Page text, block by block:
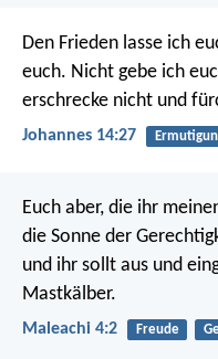
Den Frieden lasse ich
euch. Nicht gebe ich
erschrecke nicht und
Johannes 14:27
Euch aber, die ihr
die Sonne der
und ihr sollt aus und
Mastkälber.
Maleachi 4:2 Freude